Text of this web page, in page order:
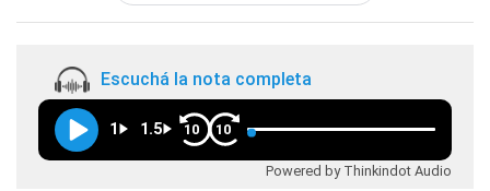
Escuchá la nota completa
1 1.5 10 10
Powered by Thinkindot Audio